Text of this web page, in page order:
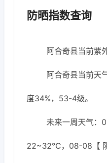
防晒指数查询
阿合奇县当前紫
阿合奇县当前
度34%，53-4级。
未来一周天气：
22~32℃，08-08【